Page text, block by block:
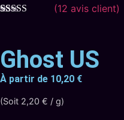
client
(12 avis client)
Ghost US
À partir de 10,20 €
(Soit 2,20 € / g)